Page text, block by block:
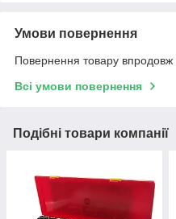
Умови повернення
Повернення товару впродовж
Всі умови повернення
Подібні товари компанії